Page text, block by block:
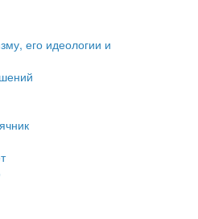
проектирования
и застройки
его идеологии и